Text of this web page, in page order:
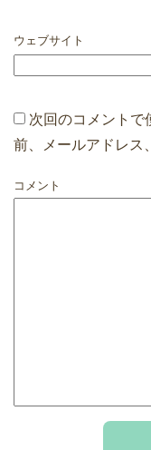
ウェブサイト
次回のコメントで
前、メールアドレス
コメント